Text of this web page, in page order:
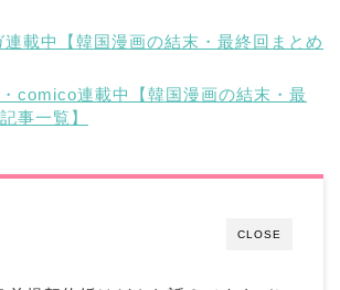
載中【韓国漫画の結末・最終回まとめ
comico連載中【韓国漫画の結末・最
事一覧】
CLOSE